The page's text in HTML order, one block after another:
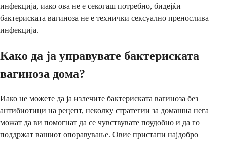
инфекција, иако ова не е секогаш потребно, бидејќи
бактериската вагиноза не е технички сексуално пренослива
инфекција.
Како да ја управувате бактериската
вагиноза дома?
Иако не можете да ја излечите бактериската вагиноза без
антибиотици на рецепт, неколку стратегии за домашна нега
можат да ви помогнат да се чувствувате поудобно и да го
поддржат вашиот опоравување. Овие пристапи најдобро